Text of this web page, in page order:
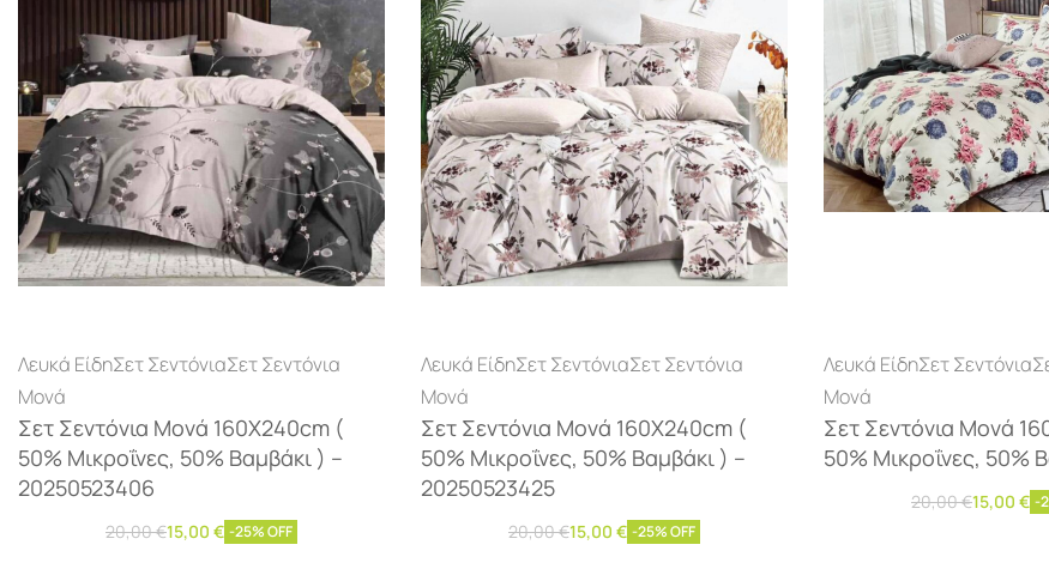
Λευκά ΕίδηΣετ ΣεντόνιαΣετ Σεντόνια
Μονά
Σετ Σεντόνια Μονά 160Χ240cm (
50% Μικροΐνες, 50% Βαμβάκι ) –
20250523406
20,00€15,00 € -25% OFF
Λευκά ΕίδηΣετ ΣεντόνιαΣετ Σεντόνια
Μονά
Σετ Σεντόνια Μονά 160Χ240cm (
50% Μικροΐνες, 50% Βαμβάκι ) –
20250523425
20,00€15,00 € -25% OFF
Λευκά ΕίδηΣετ Σεντόνια
Μονά
Σετ Σεντόνια Μονά
50% Μικροΐνες, 50%
20,00€15,00 € -